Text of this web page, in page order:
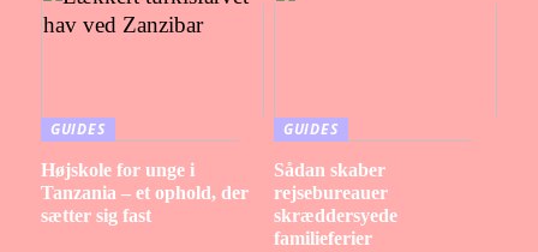
GUIDES
Højskole for unge i
Tanzania – et ophold, der
sætter sig fast
GUIDES
Sådan skaber
rejsebureauer
skræddersyede
familieferier